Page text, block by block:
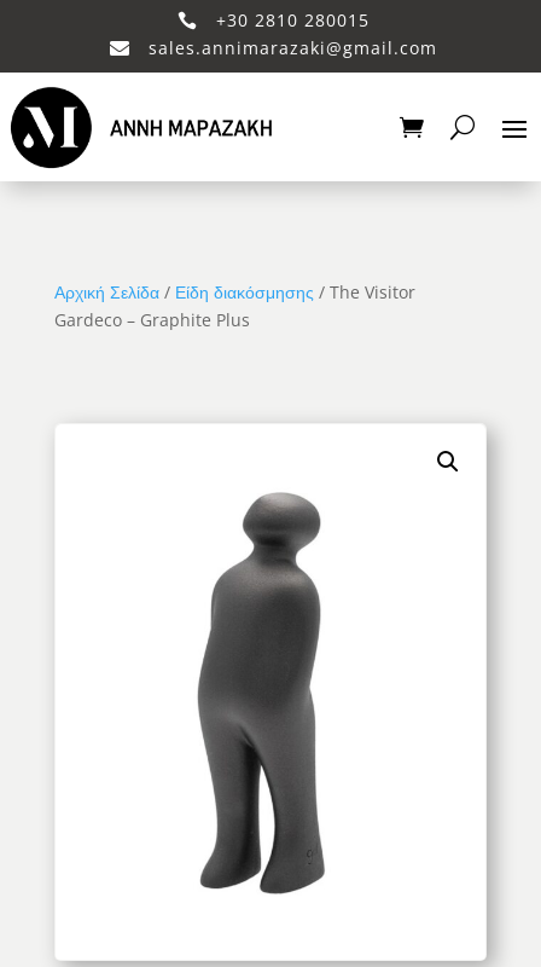
 +30 2810 280015
 sales.annimarazaki@gmail.com
Αρχική Σελίδα/ Είδη διακόσμησης / The Visitor
Gardeco – Graphite Plus